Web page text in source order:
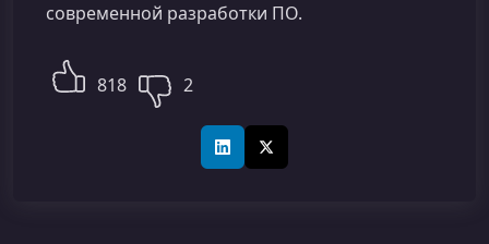
современной разработки ПО.
818 2
LinkedInX (Twitter)